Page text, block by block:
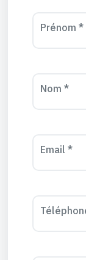
Prénom *
Nom *
Email *